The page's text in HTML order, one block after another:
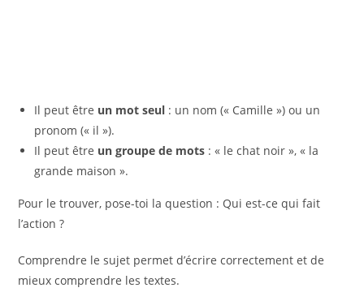
Il peut être un mot seul : un nom (« Camille ») ou un
pronom (« il »).
Il peut être un groupe de mots : « le chat noir », « la
grande maison ».
Pour le trouver, pose-toi la question : Qui est-ce qui fait
l’action ?
Comprendre le sujet permet d’écrire correctement et de
mieux comprendre les textes.